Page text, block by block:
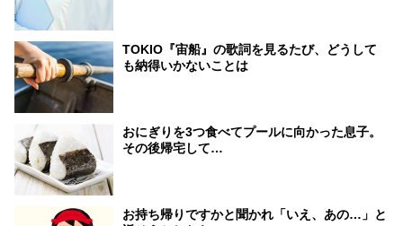
TOKIO『宙船』の歌詞を見るたび、どうして
も納得いかないことは
おにぎりを3つ食べてプールに向かった息子。
その後帰宅して…
お持ち帰りですかと聞かれ「いえ、あの…」と